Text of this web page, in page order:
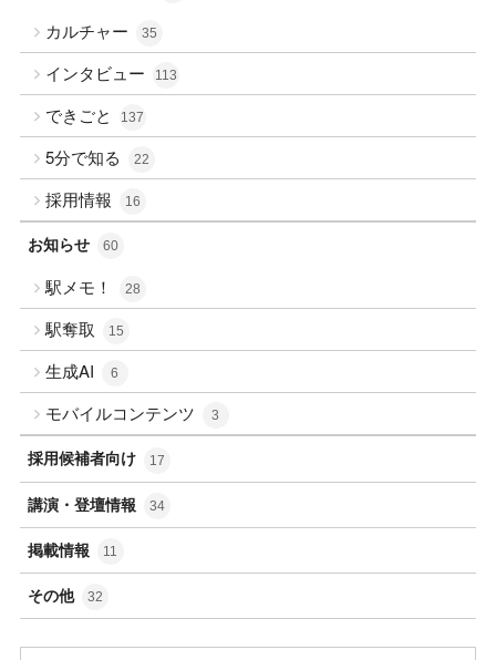
カルチャー 35
インタビュー 113
できごと 137
5分で知る 22
採用情報 16
お知らせ 60
駅メモ！ 28
駅奪取 15
生成AI 6
モバイルコンテンツ 3
採用候補者向け 17
講演・登壇情報 34
掲載情報 11
その他 32